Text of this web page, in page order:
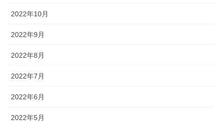
2022年10月
2022年9月
2022年8月
2022年7月
2022年6月
2022年5月